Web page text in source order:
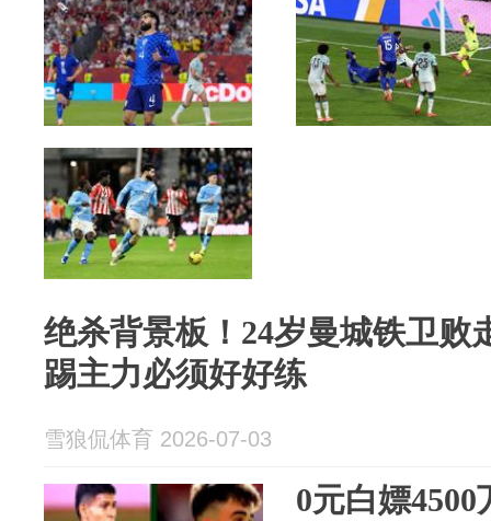
绝杀背景板！24岁曼城铁卫败
踢主力必须好好练
雪狼侃体育 2026-07-03
0元白嫖